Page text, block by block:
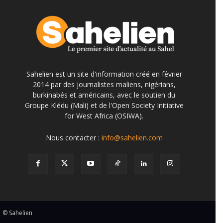
Sahelien est un site d'information créé en février
2014 par des journalistes maliens, nigérians,
burkinabés et américains, avec le soutien du
Groupe Klédu (Mali) et de l'Open Society Initiative
for West Africa (OSIWA).
Nous contacter : info@sahelien.com
© Sahelien